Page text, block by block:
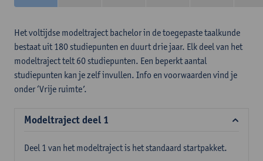
Het voltijdse modeltraject bachelor in de toegepaste taalkunde
bestaat uit 180 studiepunten en duurt drie jaar. Elk deel van het
modeltraject telt 60 studiepunten. Een beperkt aantal
studiepunten kan je zelf invullen. Info en voorwaarden vind je
onder ‘Vrije ruimte’.
Modeltraject deel 1
Deel 1 van het modeltraject is het standaard startpakket.